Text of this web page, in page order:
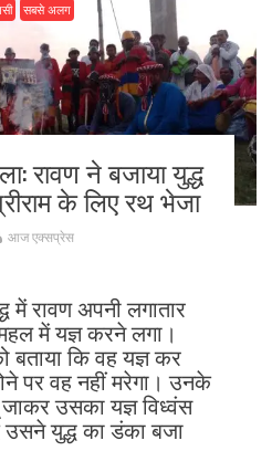
सबसे अलग
रावण ने बजाया युद्ध
के लिए रथ भेजा
आज एक्सप्रेस
में रावण अपनी लगातार
में यज्ञ करने लगा।
बताया कि वह यज्ञ कर
पर वह नहीं मरेगा। उनके
उसका यज्ञ विध्वंस
युद्ध का डंका बजा